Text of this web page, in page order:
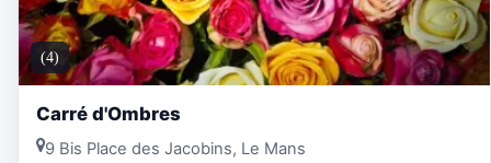
(4)
Carré d'Ombres
9 Bis Place des Jacobins, Le Mans